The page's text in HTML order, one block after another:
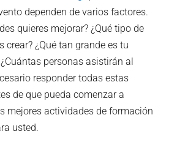
dependen de varios factores.
quieres mejorar? ¿Qué tipo de
crear? ¿Qué tan grande es tu
personas asistirán al
responder todas estas
de que pueda comenzar a
mejores actividades de formación
usted.